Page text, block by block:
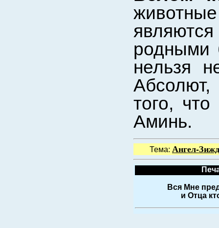
родными
нельзя
того,
Аминь.
Тема: Ангел-
Вся Мне
и Отца